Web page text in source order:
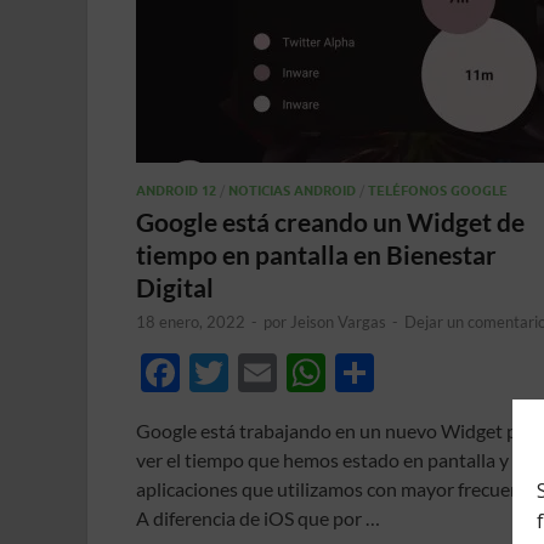
ANDROID 12 NOTICIAS ANDROID TELÉFONOS GOOGLE
Google está creando un Widget de
tiempo en pantalla en Bienestar
Digital
18 enero, 2022 - por Jeison Vargas - Dejar un
F
e
b
o
T
itt
er
E
ail
W
at
s
A
m
p
ar
Google está trabajando en un nuevo Widget para
ver el tiempo que hemos estado en pantalla y las
aplicaciones que utilizamos con mayor
A diferencia de iOS que por …